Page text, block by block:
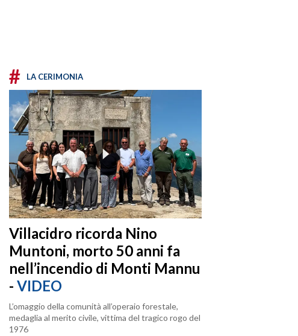
# LA CERIMONIA
Villacidro ricorda Nino
Muntoni, morto 50 anni fa
nell’incendio di Monti Mannu
- VIDEO
L’omaggio della comunità all’operaio forestale,
medaglia al merito civile, vittima del tragico rogo del
1976